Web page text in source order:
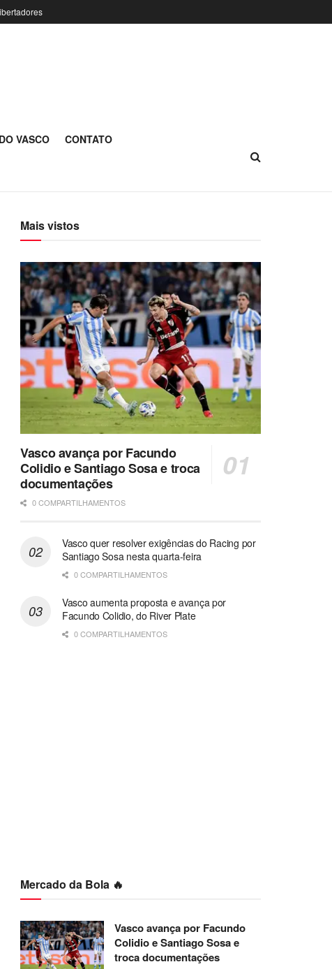
VASCO CONTATO
Mais vistos
Vasco avança por Facundo
Colidio e Santiago Sosa e troca
documentações
0 COMPARTILHAMENTOS
Vasco quer resolver exigências do Racing por
Santiago Sosa nesta quarta-feira
0 COMPARTILHAMENTOS
Vasco aumenta proposta e avança por
Facundo Colidio, do River Plate
0 COMPARTILHAMENTOS
Mercado da Bola 🔥
Vasco avança por Facundo
Colidio e Santiago Sosa e
troca documentações